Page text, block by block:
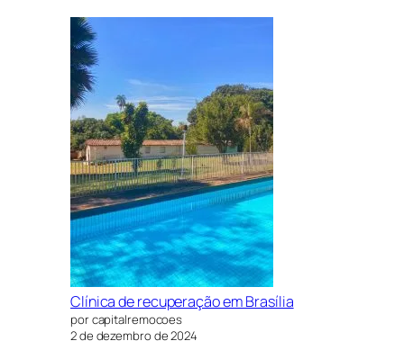
Clínica de recuperação em Brasília
por capitalremocoes
2 de dezembro de 2024